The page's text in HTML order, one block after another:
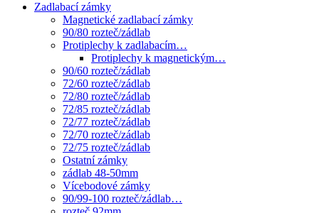
Zadlabací zámky
Magnetické zadlabací zámky
90/80 rozteč/zádlab
Protiplechy k zadlabacím…
Protiplechy k magnetickým…
90/60 rozteč/zádlab
72/60 rozteč/zádlab
72/80 rozteč/zádlab
72/85 rozteč/zádlab
72/77 rozteč/zádlab
72/70 rozteč/zádlab
72/75 rozteč/zádlab
Ostatní zámky
zádlab 48-50mm
Vícebodové zámky
90/99-100 rozteč/zádlab…